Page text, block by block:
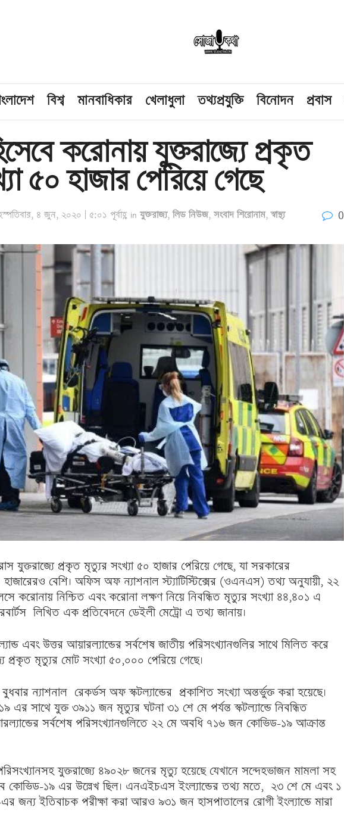
বিশ্ব মানবাধিকার খেলাধুলা তথ্যপ্রযুক্তি বিনোদন প্রবাস
করোনায় যুক্তরাজ্যে প্রকৃত
৫০ হাজার পেরিয়ে গেছে
৪ জুন, ২০২০ | ৫:০১ পূর্বাহ্ণ in যুক্তরাজ্য,লিড নিউজ, সংবাদ শিরোনাম,স্বাস্থ্য 0
যুক্তরাজ্যে প্রকৃত মৃত্যুর সংখ্যা ৫০ হাজার পেরিয়ে গেছে, যা সরকারের
বেশি। অফিস অফ ন্যাশনাল স্ট্যাটিস্টিক্সের (ওএনএস) তথ্য অনুযায়ী, ২২
করোনায় নিশ্চিত এবং করোনা লক্ষণ নিয়ে নিবন্ধিত মৃত্যুর সংখ্যা ৪৪,৪০১ এ
লিখিত এক প্রতিবেদনে ডেইলী মেট্রো এ তথ্য জানায়।
এবং উত্তর আয়ারল্যান্ডের সর্বশেষ জাতীয় পরিসংখ্যানগুলির সাথে মিলিত করে
প্রকৃত মৃত্যুর মোট সংখ্যা ৫০,০০০ পেরিয়ে গেছে।
ন্যাশনাল রেকর্ডস অফ স্কটল্যান্ডের প্রকাশিত সংখ্যা অন্তর্ভুক্ত করা হয়েছে।
এর সাথে যুক্ত ৩৯১১ জন মৃত্যুর ঘটনা ৩১ শে মে পর্যন্ত স্কটল্যান্ডে নিবন্ধিত
সর্বশেষ পরিসংখ্যানগুলিতে ২২ মে অবধি ৭১৬ জন কোভিড-১৯ আক্রান্ত
যুক্তরাজ্যে ৪৯০২৮ জনের মৃত্যু হয়েছে যেখানে সন্দেহভাজন মামলা সহ
কোভিড-১৯ এর উল্লেখ ছিল। এনএইচএস ইংল্যান্ডের তথ্য মতে, ২৩ শে মে এবং ১
জন্য ইতিবাচক পরীক্ষা করা আরও ৯৩১ জন হাসপাতালের রোগী ইংল্যান্ডে মারা